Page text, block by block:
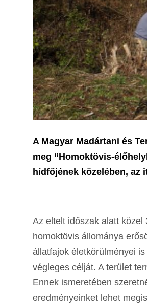
A Magyar Madártani és
meg “Homoktövis-
hídfőjének közelében, az
Az eltelt időszak alatt
homoktövis állománya
állatfajok életkörülményei
végleges célját. A terület
Ennek ismeretében
eredményeinket lehet